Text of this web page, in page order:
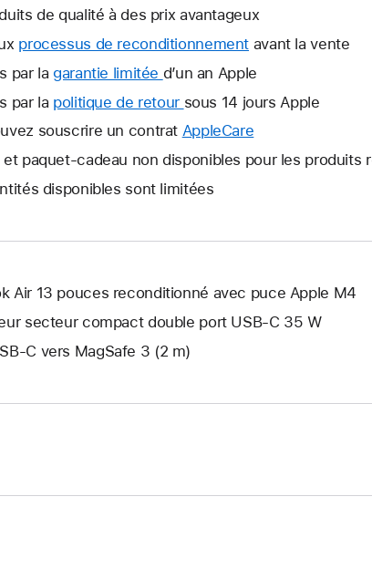
de qualité à des prix avantageux
processus de reconditionnement avant la vente
par la garantie limitée Une
nouvelle
s’ouvre.
d’un an Apple
par la politique de retour Une
nouvelle
s’ouvre.
sous 14 jours Apple
souscrire un contrat AppleCare
nouvelle
et paquet-cadeau non disponibles pour les produits
disponibles sont limitées
Air 13 pouces reconditionné avec puce Apple M4
secteur compact double port USB-C 35 W
C vers MagSafe 3 (2 m)